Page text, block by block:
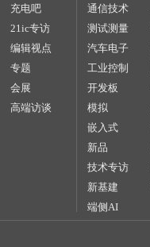
充电吧
21ic专访
编辑视点
专题
会展
高端访谈
通信技术
测试测量
汽车电子
工业控制
开发板
模拟
嵌入式
新品
技术专访
新基建
端侧AI